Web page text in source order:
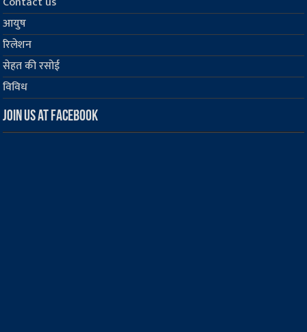
आयुष
रिलेशन
सेहत की रसोई
विविध
Join us at Facebook